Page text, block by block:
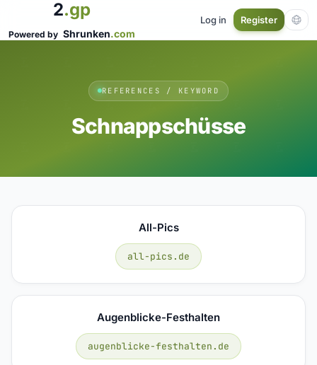
2.gp
Powered by Shrunken.com
Log in Register
REFERENCES / KEYWORD
Schnappschüsse
All-Pics
all-pics.de
Augenblicke-Festhalten
augenblicke-festhalten.de